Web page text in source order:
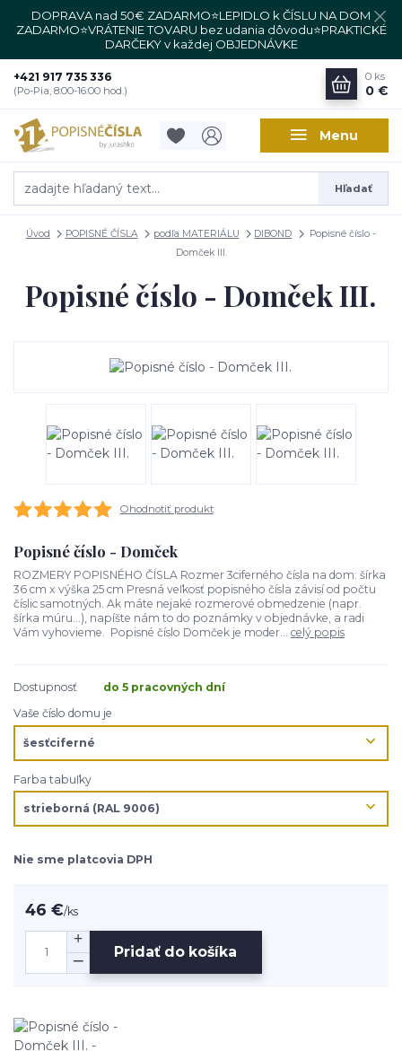
DOPRAVA nad 50€ ZADARMO⭐LEPIDLO k ČÍSLU NA DOM
ZADARMO⭐VRÁTENIE TOVARU bez udania dôvodu⭐PRAKTICKÉ
DARČEKY v každej OBJEDNÁVKE
Menu
Hľadať
+421 917 735 336
(Po-Pia, 8:00-16:00 hod.)
0 ks
0 €
Úvod POPISNÉ ČÍSLA podľa MATERIÁLU DIBOND
Popisné číslo -
Domček III.
Popisné číslo - Domček III.
Ohodnotiť produkt
Popisné číslo - Domček
ROZMERY POPISNÉHO ČÍSLA Rozmer 3ciferného čísla na dom: šírka
36 cm x výška 25 cm Presná veľkosť popisného čísla závisí od počtu
číslic samotných. Ak máte nejaké rozmerové obmedzenie (napr.
šírka múru...), napíšte nám to do poznámky v objednávke, a radi
Vám vyhovieme. Popisné číslo Domček je moder... celý popis
Dostupnosť
do 5 pracovných dní
Vaše číslo domu je
Farba tabuľky
Nie sme platcovia DPH
46 €/ks
Pridať do košíka